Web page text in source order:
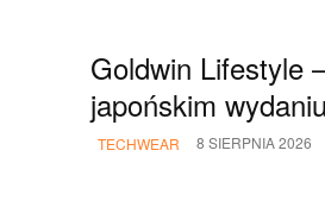
Goldwin Lifestyle
japońskim wydaniu
TECHWEAR 8 SIERPNIA 2026